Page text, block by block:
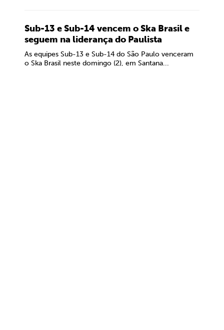
Sub-13 e Sub-14 vencem o Ska Brasil e
seguem na liderança do Paulista
As equipes Sub-13 e Sub-14 do São Paulo venceram
o Ska Brasil neste domingo (2), em Santana...